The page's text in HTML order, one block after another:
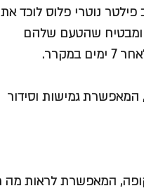
נוטרי פלוס לוכד את
ומבטיח שהטעם שלהם
גמישות וסידור